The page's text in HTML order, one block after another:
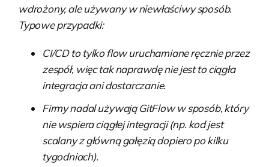
wdrożony, ale używany w niewłaściwy sposób.
Typowe przypadki:
CI/CD to tylko flow uruchamiane ręcznie przez
zespół, więc tak naprawdę nie jest to ciągła
integracja ani dostarczanie.
Firmy nadal używają GitFlow w sposób, który
nie wspiera ciągłej integracji (np. kod jest
scalany z główną gałęzią dopiero po kilku
tygodniach).